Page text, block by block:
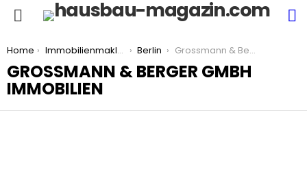
You are here:
Home Immobilienmakler Berlin Grossmann & Berger GmbH Immobilien
GROSSMANN & BERGER GMBH
IMMOBILIEN